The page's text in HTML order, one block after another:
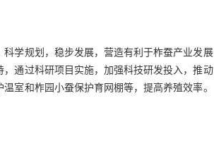
学规划，稳步发展，营造有利于柞蚕产业发展
通过科研项目实施，加强科技研发投入，推动
室和柞园小蚕保护育网棚等，提高养殖效率。